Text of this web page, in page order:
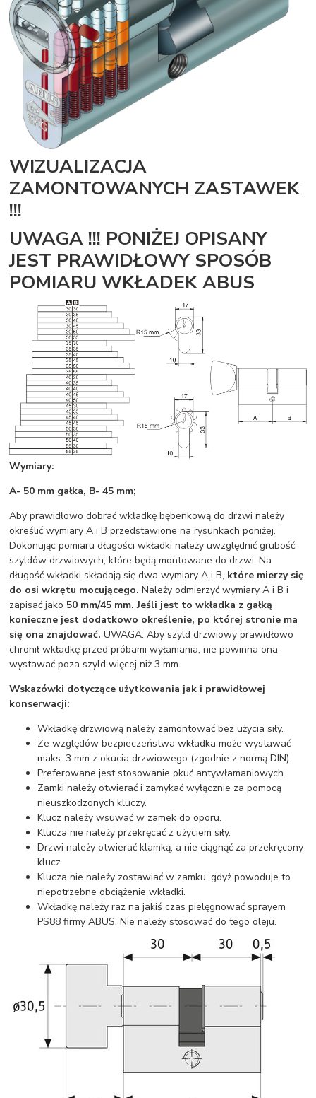
WIZUALIZACJA
ZAMONTOWANYCH ZASTAWEK
!!!
UWAGA !!! PONIŻEJ OPISANY
JEST PRAWIDŁOWY SPOSÓB
POMIARU WKŁADEK ABUS
Wymiary:
A- 50 mm gałka, B- 45 mm;
Aby prawidłowo dobrać wkładkę bębenkową do drzwi należy
określić wymiary A i B przedstawione na rysunkach poniżej.
Dokonując pomiaru długości wkładki należy uwzględnić grubość
szyldów drzwiowych, które będą montowane do drzwi. Na
długość wkładki składają się dwa wymiary A i B, które mierzy się
do osi wkrętu mocującego. Należy odmierzyć wymiary A i B i
zapisać jako 50 mm/45 mm. Jeśli jest to wkładka z gałką
konieczne jest dodatkowo określenie, po której stronie ma
się ona znajdować. UWAGA: Aby szyld drzwiowy prawidłowo
chronił wkładkę przed próbami wyłamania, nie powinna ona
wystawać poza szyld więcej niż 3 mm.
Wskazówki dotyczące użytkowania jak i prawidłowej
konserwacji:
Wkładkę drzwiową należy zamontować bez użycia siły.
Ze względów bezpieczeństwa wkładka może wystawać
maks. 3 mm z okucia drzwiowego (zgodnie z normą DIN).
Preferowane jest stosowanie okuć antywłamaniowych.
Zamki należy otwierać i zamykać wyłącznie za pomocą
nieuszkodzonych kluczy.
Klucz należy wsuwać w zamek do oporu.
Klucza nie należy przekręcać z użyciem siły.
Drzwi należy otwierać klamką, a nie ciągnąć za przekręcony
klucz.
Klucza nie należy zostawiać w zamku, gdyż powoduje to
niepotrzebne obciążenie wkładki.
Wkładkę należy raz na jakiś czas pielęgnować sprayem
PS88 firmy ABUS. Nie należy stosować do tego oleju.